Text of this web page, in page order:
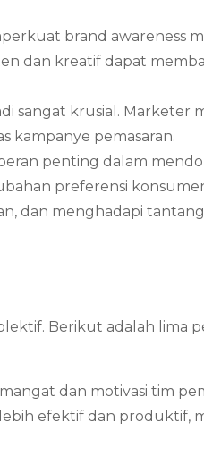
brand awareness
dan kreatif dapat
sangat krusial. Marketer
kampanye pemasaran.
penting dalam
preferensi
dan menghadapi
Berikut adalah lima
dan motivasi tim
efektif dan produktif,